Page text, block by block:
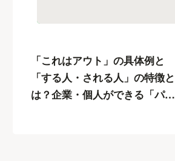
「これはアウト」の具体例と
「する人・される人」の特徴と
は？企業・個人ができる「パワ